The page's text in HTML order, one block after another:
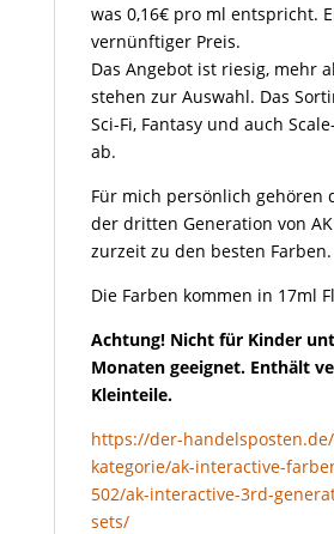
was 0,16€ pro ml entspricht.
vernünftiger Preis.
Das Angebot ist riesig, mehr
stehen zur Auswahl. Das
Sci-Fi, Fantasy und auch
ab.
Für mich persönlich gehören
der dritten Generation von
zurzeit zu den besten Farben.
Die Farben kommen in 17ml
Achtung! Nicht für Kinder
Monaten geeignet. Enthält
Kleinteile.
https://der-
kategorie/ak-interactive-
502/ak-interactive-3rd-
sets/